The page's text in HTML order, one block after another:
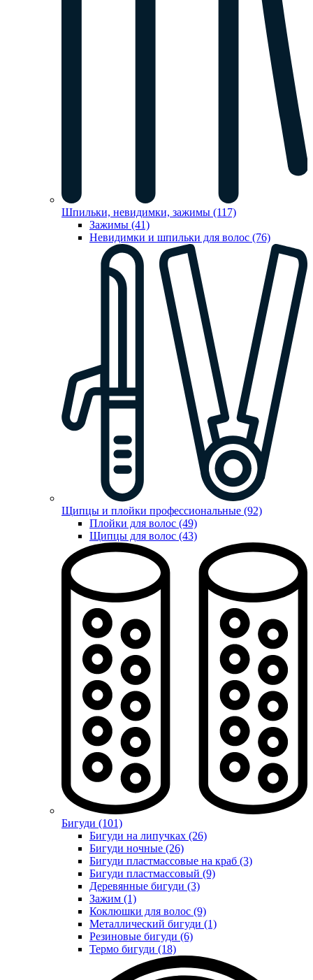
Шпильки, невидимки, зажимы (117)
Зажимы (41)
Невидимки и шпильки для волос (76)
Щипцы и плойки профессиональные (92)
Плойки для волос (49)
Щипцы для волос (43)
Бигуди (101)
Бигуди на липучках (26)
Бигуди ночные (26)
Бигуди пластмассовые на краб (3)
Бигуди пластмассовый (9)
Деревянные бигуди (3)
Зажим (1)
Коклюшки для волос (9)
Металлический бигуди (1)
Резиновые бигуди (6)
Термо бигуди (18)